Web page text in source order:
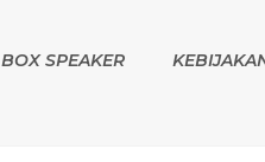
BOX SPEAKER